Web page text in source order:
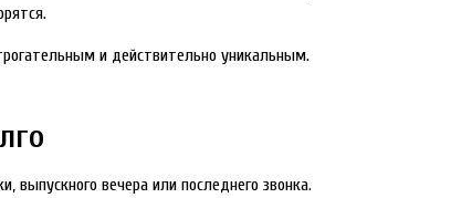
и действительно уникальным.
вечера или последнего звонка.